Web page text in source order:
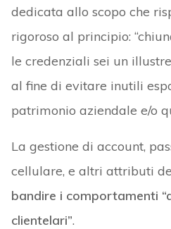
dedicata allo scopo che
rigoroso al principio:
le credenziali sei un
al fine di evitare inutili
patrimonio aziendale e/o
La gestione di account,
cellulare, e altri attributi
bandire i comportamenti
clientelari”.